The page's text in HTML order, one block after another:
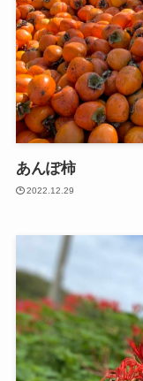
あんぽ柿
2022.12.29